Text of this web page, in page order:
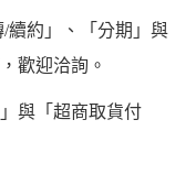
續約」、「分期」與
歡迎洽詢。
與「超商取貨付